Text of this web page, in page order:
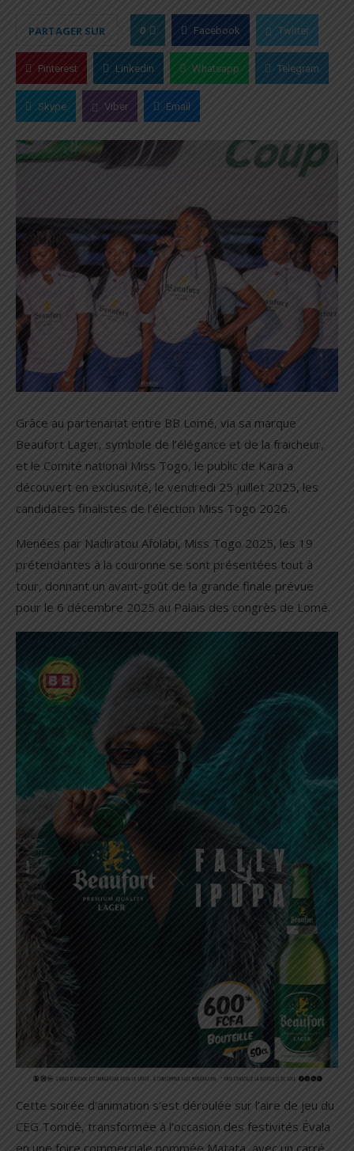
PARTAGER SUR 0 Facebook Twitter
Pinterest Linkedin Whatsapp Telegram
Skype Viber Email
Grâce au partenariat entre BB Lomé, via sa marque
Beaufort Lager, symbole de l’élégance et de la fraicheur,
et le Comité national Miss Togo, le public de Kara a
découvert en exclusivité, le vendredi 25 juillet 2025, les
candidates finalistes de l’élection Miss Togo 2026.
Menées par Nadiratou Afolabi, Miss Togo 2025, les 19
prétendantes à la couronne se sont présentées tout à
tour, donnant un avant-goût de la grande finale prévue
pour le 6 décembre 2025 au Palais des congrès de Lomé.
Cette soirée d’animation s’est déroulée sur l’aire de jeu du
CEG Tomdè, transformée à l’occasion des festivités Évala
en une foire commerciale nommée Matata, avec un carré